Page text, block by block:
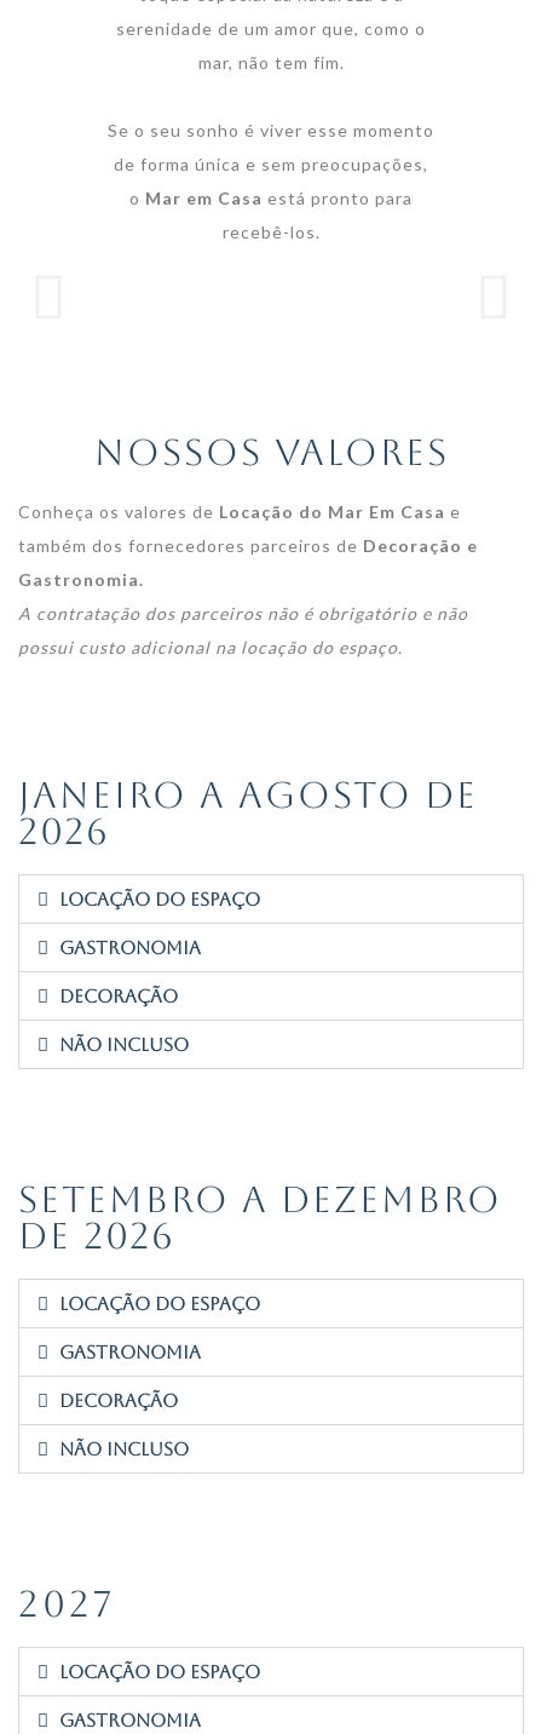
serenidade de um amor que, como o
mar, não tem fim.
Se o seu sonho é viver esse momento
de forma única e sem preocupações,
o Mar em Casa está pronto para
recebê-los.
NOSSOS VALORES
Conheça os valores de Locação do Mar Em Casa e
também dos fornecedores parceiros de Decoração e
Gastronomia.
A contratação dos parceiros não é obrigatório e não
possui custo adicional na locação do espaço.
JANEIRO A AGOSTO DE
2026
Locação do Espaço
gastronomia
DECORAÇÃO
NÃO INCLUSO
SETEMBRO A DEZEMBRO
DE 2026
Locação do Espaço
gastronomia
DECORAÇÃO
NÃO INCLUSO
2027
locação do espaço
gastronomia